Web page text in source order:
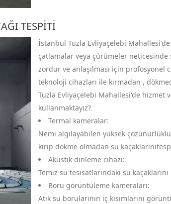
TESPITI
İstanbul Tuzla Evliyaçelebi
çatlamalar veya çürümeler neticesinde
zordur ve anlaşılması için profosyonel
teknoloji cihazları ile kırmadan ,
Tuzla Evliyaçelebi Mahallesi'de hizmet
kullanmaktayız?
Termal kameralar:
Nemi algılayabilen yüksek
kırıp dökme olmadan su
Akustik dinleme cihazı:
Temiz su tesisatlarındaki su
Boru görüntüleme kameraları:
Atık su borularının iç kısımlarını